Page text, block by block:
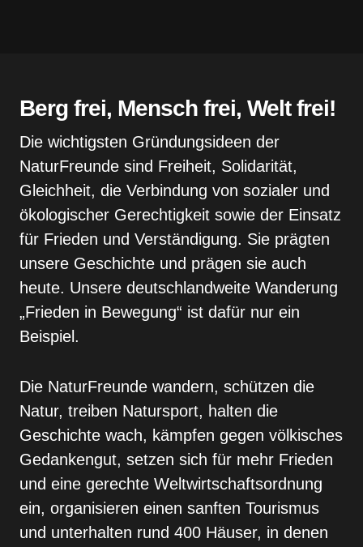
Berg frei, Mensch frei, Welt frei!
Die wichtigsten Gründungsideen der
NaturFreunde sind Freiheit, Solidarität,
Gleichheit, die Verbindung von sozialer und
ökologischer Gerechtigkeit sowie der Einsatz
für Frie­den und Verständigung. Sie prägten
unsere Ge­schichte und prägen sie auch
heute. Unsere deutschlandweite Wanderung
„Frieden in Bewegung“ ist da­für nur ein
Beispiel.
Die NaturFreunde wandern, schützen die
Natur, trei­ben Natursport, halten die
Geschichte wach, kämpfen gegen völkisches
Gedankengut, setzen sich für mehr Frieden
und eine gerechte Weltwirtschaftsord­nung
ein, organisieren einen sanften Tourismus
und unterhalten rund 400 Häuser, in denen